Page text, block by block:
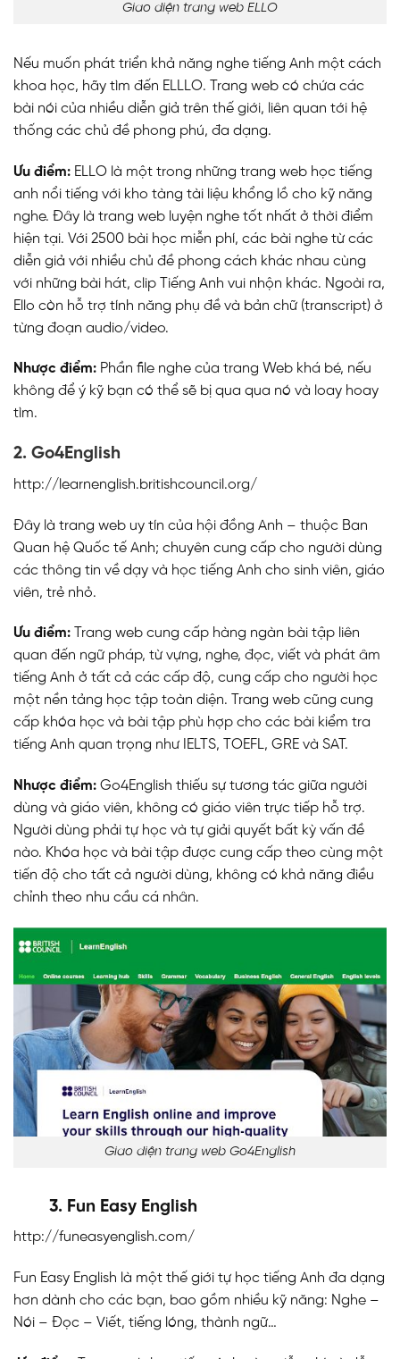
Giao diện trang web ELLO
Nếu muốn phát triển khả năng nghe tiếng Anh một cách
khoa học, hãy tìm đến ELLLO. Trang web có chứa các
bài nói của nhiều diễn giả trên thế giới, liên quan tới hệ
thống các chủ đề phong phú, đa dạng.
Ưu điểm: ELLO là một trong những trang web học tiếng
anh nổi tiếng với kho tàng tài liệu khổng lồ cho kỹ năng
nghe. Đây là trang web luyện nghe tốt nhất ở thời điểm
hiện tại. Với 2500 bài học miễn phí, các bài nghe từ các
diễn giả với nhiều chủ đề phong cách khác nhau cùng
với những bài hát, clip Tiếng Anh vui nhộn khác. Ngoài ra,
Ello còn hỗ trợ tính năng phụ đề và bản chữ (transcript) ở
từng đoạn audio/video.
Nhược điểm: Phần file nghe của trang Web khá bé, nếu
không để ý kỹ bạn có thể sẽ bị qua qua nó và loay hoay
tìm.
2. Go4English
http://learnenglish.britishcouncil.org/
Đây là trang web uy tín của hội đồng Anh – thuộc Ban
Quan hệ Quốc tế Anh; chuyên cung cấp cho người dùng
các thông tin về dạy và học tiếng Anh cho sinh viên, giáo
viên, trẻ nhỏ.
Ưu điểm: Trang web cung cấp hàng ngàn bài tập liên
quan đến ngữ pháp, từ vựng, nghe, đọc, viết và phát âm
tiếng Anh ở tất cả các cấp độ, cung cấp cho người học
một nền tảng học tập toàn diện. Trang web cũng cung
cấp khóa học và bài tập phù hợp cho các bài kiểm tra
tiếng Anh quan trọng như IELTS, TOEFL, GRE và SAT.
Nhược điểm: Go4English thiếu sự tương tác giữa người
dùng và giáo viên, không có giáo viên trực tiếp hỗ trợ.
Người dùng phải tự học và tự giải quyết bất kỳ vấn đề
nào. Khóa học và bài tập được cung cấp theo cùng một
tiến độ cho tất cả người dùng, không có khả năng điều
chỉnh theo nhu cầu cá nhân.
Giao diện trang web Go4English
3. Fun Easy English
http://funeasyenglish.com/
Fun Easy English là một thế giới tự học tiếng Anh đa dạng
hơn dành cho các bạn, bao gồm nhiều kỹ năng: Nghe –
Nói – Đọc – Viết, tiếng lóng, thành ngữ…